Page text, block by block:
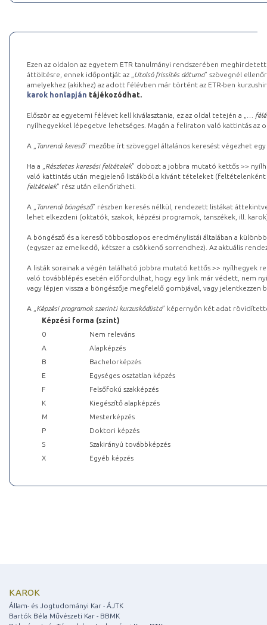
Ezen az oldalon az egyetem ETR tanulmányi rendszerében
áttöltésre, ennek időpontját az „ Utolsó frissítés dátuma” szövegnél
amelyekhez (akikhez) az adott félévben már történt az ETR-ben
karok honlapján tájékozódhat.
Először az egyetemi félévet kell kiválasztania, ez az oldal tetején a „
…
nyílhegyekkel lépegetve lehetséges. Magán a feliraton való kattintás az
A „ Tanrendi kereső” mezőbe írt szöveggel általános keresést végezhet
Ha a „ Részletes keresési feltételek” dobozt a jobbra mutató kettős >>
való kattintás után megjelenő listákból a kívánt tételeket (feltételenként
feltételek” rész után ellenőrizheti.
A „ Tanrendi böngésző” részben keresés nélkül, rendezett listákat
lehet elkezdeni (oktatók, szakok, képzési programok, tanszékek, ill.
A böngésző és a kereső többoszlopos eredménylistái általában a
(egyszer az emelkedő, kétszer a csökkenő sorrendhez). Az aktuális
A listák sorainak a végén található jobbra mutató kettős >> nyílhegyek
való továbblépés esetén előfordulhat, hogy egy link már védett, nem
vagy lépjen vissza a böngészője megfelelő gombjával, vagy
A „ Képzési programok szerinti kurzuskódlista” képernyőn két adat
Képzési forma (szint)
0
Nem releváns
A
Alapképzés
B
Bachelorképzés
E
Egységes osztatlan képzés
F
Felsőfokú szakképzés
K
Kiegészítő alapképzés
M
Mesterképzés
P
Doktori képzés
S
Szakirányú továbbképzés
X
Egyéb képzés
KAROK
Állam- és Jogtudományi Kar - ÁJTK
Bartók Béla Művészeti Kar - BBMK